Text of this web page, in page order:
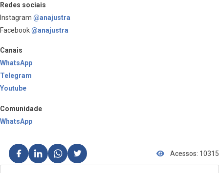
Redes sociais
Instagram @anajustra
Facebook@anajustra
Canais
WhatsApp
Telegram
Youtube
Comunidade
WhatsApp
Acessos: 10315